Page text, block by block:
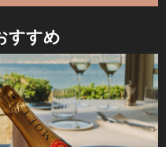
すすめ